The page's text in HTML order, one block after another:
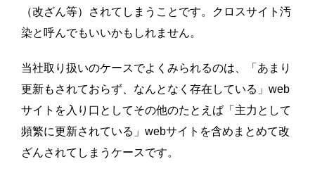
（改ざん等）されてしまうことです。クロスサイト汚
染と呼んでもいいかもしれません。
当社取り扱いのケースでよくみられるのは、「あまり
更新もされておらず、なんとなく存在している」web
サイトを入り口としてその他のたとえば「主力として
頻繁に更新されている」webサイトを含めまとめて改
ざんされてしまうケースです。